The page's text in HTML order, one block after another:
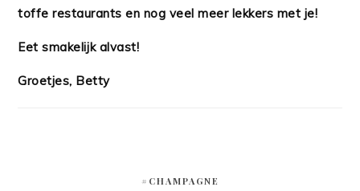
toffe restaurants en nog veel meer lekkers met je!
Eet smakelijk alvast!
Groetjes, Betty
#CHAMPAGNE